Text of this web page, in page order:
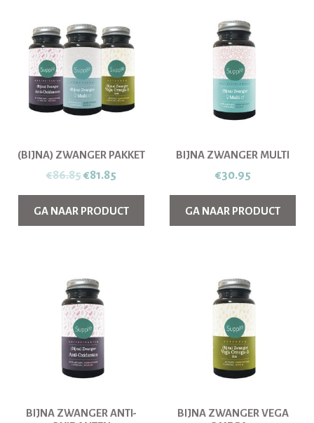
(BIJNA) ZWANGER PAKKET
€86.85Oorspronkelijke
prijs
was:
€81.85Huidige
prijs
is:
GA NAAR PRODUCT
BIJNA ZWANGER MULTI
€30.95
GA NAAR PRODUCT
BIJNA ZWANGER ANTI-
BIJNA ZWANGER VEGA